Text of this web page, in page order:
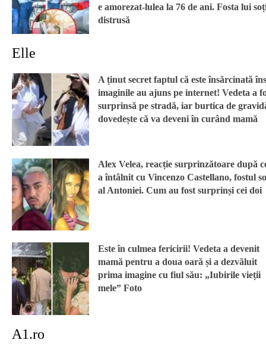
e amorezat-lulea la 76 de ani. Fosta lui
distrusă
Elle
A ținut secret faptul că este însărcinată
imaginile au ajuns pe internet! Vedeta a
surprinsă pe stradă, iar burtica de
dovedește că va deveni în curând mamă
Alex Velea, reacție surprinzătoare după
a întâlnit cu Vincenzo Castellano, fostul
al Antoniei. Cum au fost surprinși cei doi
Este în culmea fericirii! Vedeta a devenit
mamă pentru a doua oară și a dezvăluit
prima imagine cu fiul său: „Iubirile vieții
mele” Foto
A1.ro